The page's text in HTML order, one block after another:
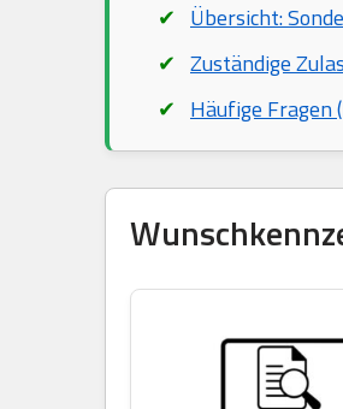
Übersicht:
Zuständige
Häufige Fragen